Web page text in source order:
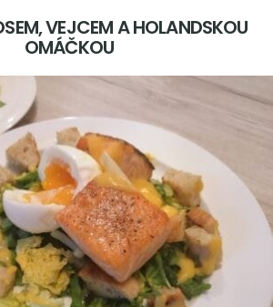
VEJCEM A HOLANDSKOU
OMÁČKOU